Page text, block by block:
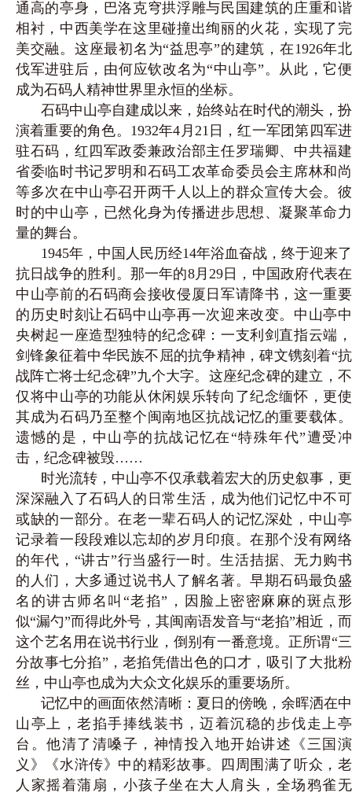
通高的亭身，巴洛克穹拱浮雕与民国建筑的庄重和谐
相衬，中西美学在这里碰撞出绚丽的火花，实现了完
美交融。这座最初名为“益思亭”的建筑，在1926年北
伐军进驻后，由何应钦改名为“中山亭”。从此，它便
成为石码人精神世界里永恒的坐标。
石码中山亭自建成以来，始终站在时代的潮头，扮
演着重要的角色。1932年4月21日，红一军团第四军进
驻石码，红四军政委兼政治部主任罗瑞卿、中共福建
省委临时书记罗明和石码工农革命委员会主席林和尚
等多次在中山亭召开两千人以上的群众宣传大会。彼
时的中山亭，已然化身为传播进步思想、凝聚革命力
量的舞台。
1945年，中国人民历经14年浴血奋战，终于迎来了
抗日战争的胜利。那一年的8月29日，中国政府代表在
中山亭前的石码商会接收侵厦日军请降书，这一重要
的历史时刻让石码中山亭再一次迎来改变。中山亭中
央树起一座造型独特的纪念碑：一支利剑直指云端，
剑锋象征着中华民族不屈的抗争精神，碑文镌刻着“抗
战阵亡将士纪念碑”九个大字。这座纪念碑的建立，不
仅将中山亭的功能从休闲娱乐转向了纪念缅怀，更使
其成为石码乃至整个闽南地区抗战记忆的重要载体。
遗憾的是，中山亭的抗战记忆在“特殊年代”遭受冲
击，纪念碑被毁……
时光流转，中山亭不仅承载着宏大的历史叙事，更
深深融入了石码人的日常生活，成为他们记忆中不可
或缺的一部分。在老一辈石码人的记忆深处，中山亭
记录着一段段难以忘却的岁月印痕。在那个没有网络
的年代，“讲古”行当盛行一时。生活拮据、无力购书
的人们，大多通过说书人了解名著。早期石码最负盛
名的讲古师名叫“老掐”，因脸上密密麻麻的斑点形
似“漏勺”而得此外号，其闽南语发音与“老掐”相近，而
这个艺名用在说书行业，倒别有一番意境。正所谓“三
分故事七分掐”，老掐凭借出色的口才，吸引了大批粉
丝，中山亭也成为大众文化娱乐的重要场所。
记忆中的画面依然清晰：夏日的傍晚，余晖洒在中
山亭上，老掐手捧线装书，迈着沉稳的步伐走上亭
台。他清了清嗓子，神情投入地开始讲述《三国演
义》《水浒传》中的精彩故事。四周围满了听众，老
人家摇着蒲扇，小孩子坐在大人肩头，全场鸦雀无